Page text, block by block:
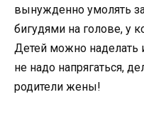
вынужденно умолять
бигудями на голове, у
Детей можно наделать
не надо напрягаться,
родители жены!